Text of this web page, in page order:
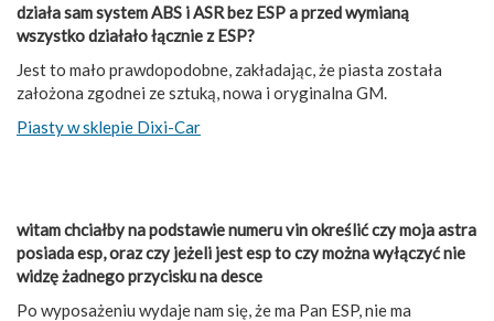
działa sam system ABS i ASR bez ESP a przed wymianą
wszystko działało łącznie z ESP?
Jest to mało prawdopodobne, zakładając, że piasta została
założona zgodnei ze sztuką, nowa i oryginalna GM.
Piasty w sklepie Dixi-Car
witam chciałby na podstawie numeru vin określić czy moja astra
posiada esp, oraz czy jeżeli jest esp to czy można wyłączyć nie
widzę żadnego przycisku na desce
Po wyposażeniu wydaje nam się, że ma Pan ESP, nie ma